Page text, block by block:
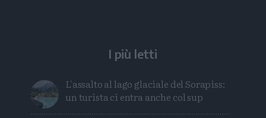
I più letti
L'assalto al lago glaciale del Sorapiss:
un turista ci entra anche col sup